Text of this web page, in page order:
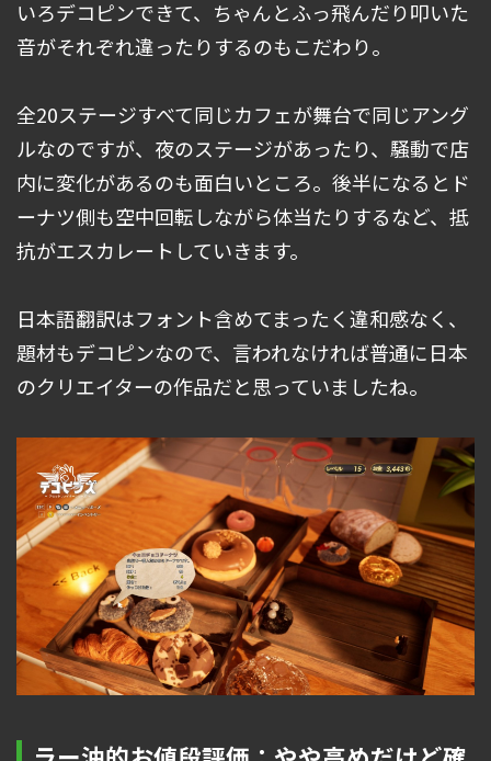
いろデコピンできて、ちゃんとふっ飛んだり叩いた
音がそれぞれ違ったりするのもこだわり。
全20ステージすべて同じカフェが舞台で同じアング
ルなのですが、夜のステージがあったり、騒動で店
内に変化があるのも面白いところ。後半になるとド
ーナツ側も空中回転しながら体当たりするなど、抵
抗がエスカレートしていきます。
日本語翻訳はフォント含めてまったく違和感なく、
題材もデコピンなので、言われなければ普通に日本
のクリエイターの作品だと思っていましたね。